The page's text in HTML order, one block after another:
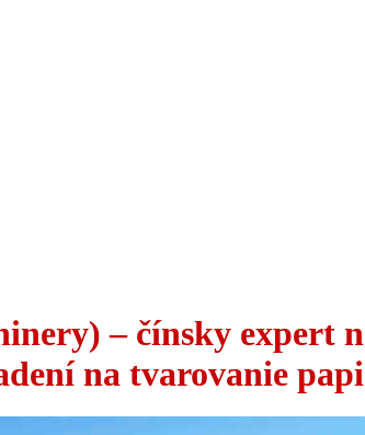
– čínsky expert
na tvarovanie